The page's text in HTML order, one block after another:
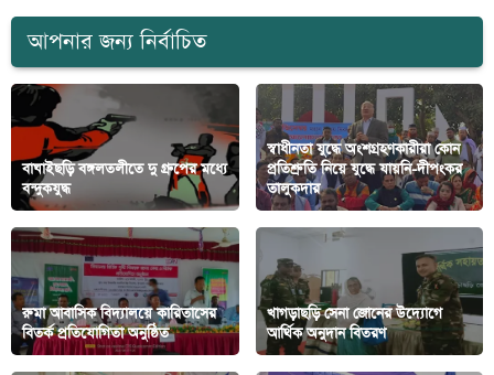
আপনার জন্য নির্বাচিত
বাঘাইছড়ি বঙ্গলতলীতে দু গ্রুপের মধ্যে
বন্দুকযুদ্ধ
স্বাধীনতা যুদ্ধে অংশগ্রহণকারীরা কোন
প্রতিশ্রুতি নিয়ে যুদ্ধে যায়নি-দীপংকর
তালুকদার
রুমা আবাসিক বিদ্যালয়ে কারিতাসের
বিতর্ক প্রতিযোগিতা অনুষ্ঠিত
খাগড়াছড়ি সেনা জোনের উদ্যোগে
আর্থিক অনুদান বিতরণ